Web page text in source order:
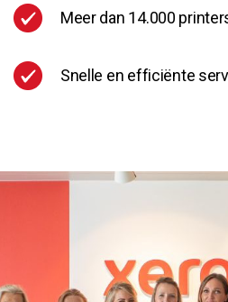
Meer dan 14.000
Snelle en efficiënte